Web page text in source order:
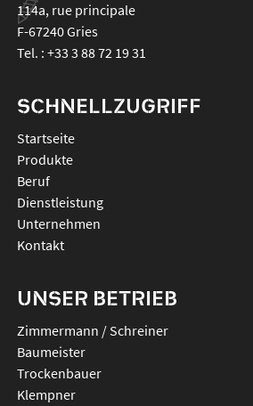
114a, rue principale
F-67240Gries
Tel. : +33 3 88 72 19 31
SCHNELLZUGRIFF
Startseite
Produkte
Beruf
Dienstleistung
Unternehmen
Kontakt
UNSER BETRIEB
Zimmermann / Schreiner
Baumeister
Trockenbauer
Klempner